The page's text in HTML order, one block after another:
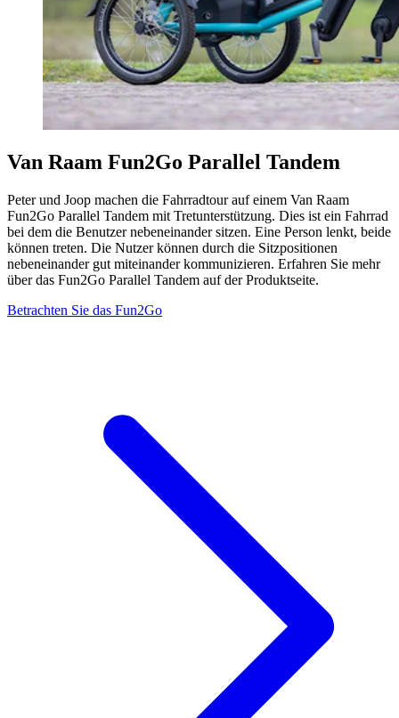
Van Raam Fun2Go Parallel Tandem
Peter und Joop machen die Fahrradtour auf einem Van Raam
Fun2Go Parallel Tandem mit Tretunterstützung. Dies ist ein Fahrrad
bei dem die Benutzer nebeneinander sitzen. Eine Person lenkt, beide
können treten. Die Nutzer können durch die Sitzpositionen
nebeneinander gut miteinander kommunizieren. Erfahren Sie mehr
über das Fun2Go Parallel Tandem auf der Produktseite.
Betrachten Sie das Fun2Go